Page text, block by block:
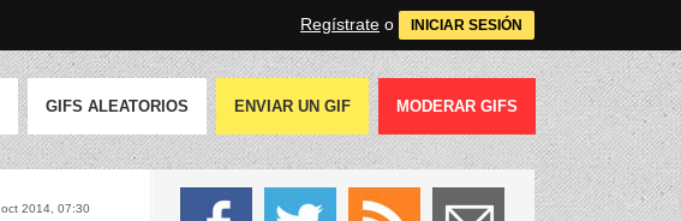
Regístrate o INICIAR SESIÓN
GIFS ALEATORIOS ENVIAR UN GIF MODERAR GIFS
2014, 07:30